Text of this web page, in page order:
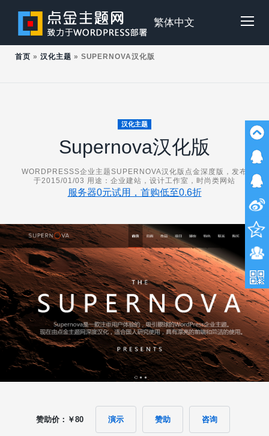
content
点
题
繁体中文
首页 » 汉化主题 » SUPERNOVA汉化版
汉化主题
Supernova汉化版
WORDPRESSS企业主题SUPERNOVA汉化版点金深度版，发布
于2015/01/03 用途：企业建站，设计工作室，时尚类网站
服务器0元试用，首购低至0.6折
赞助价：￥80 演示 赞助 咨询